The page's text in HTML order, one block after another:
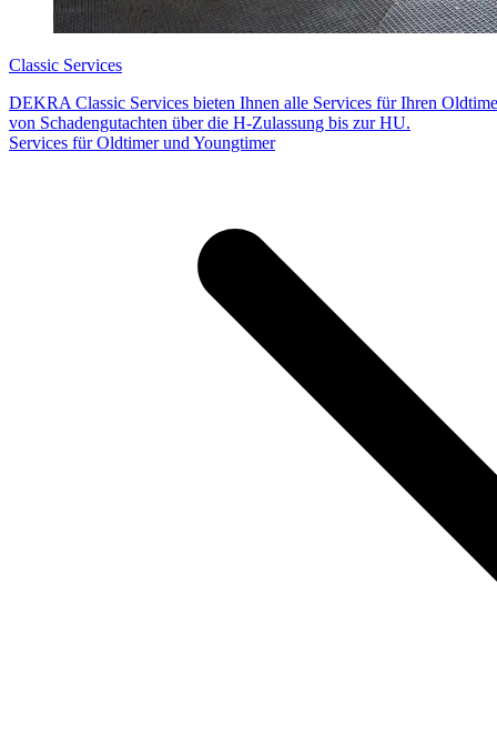
Classic Services
DEKRA Classic Services bieten Ihnen alle Services für Ihren
von Schadengutachten über die H-Zulassung bis zur HU.
Services für Oldtimer und Youngtimer